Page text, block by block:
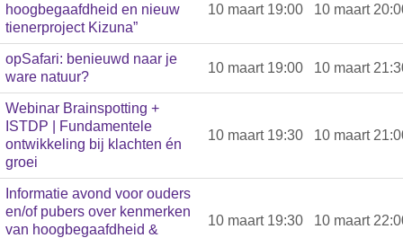
hoogbegaafdheid en nieuw
tienerproject Kizuna”
10 maart 19:00 10 maart
opSafari: benieuwd naar je
ware natuur?
10 maart 19:00 10 maart
Webinar Brainspotting +
ISTDP | Fundamentele
ontwikkeling bij klachten én
groei
10 maart 19:30 10 maart
Informatie avond voor ouders
en/of pubers over kenmerken
van hoogbegaafdheid &
10 maart 19:30 10 maart